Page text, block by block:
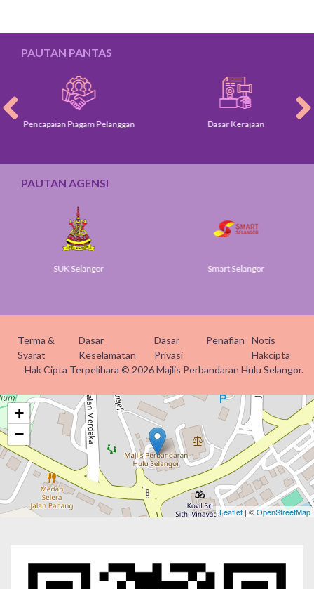
PAUTAN PANTAS
Pencapaian Piagam Pelanggan Dasar Kerajaan
PAUTAN AGENSI
SUK Selangor Smart Selangor
Terma &
Syarat
Dasar
Keselamatan
Dasar
Privasi
Penafian
Notis
Hakcipta
Hak Cipta Terpelihara © 2026 Majlis Perbandaran Hulu Selangor.
+
−
Leaflet | ©OpenStreetMap